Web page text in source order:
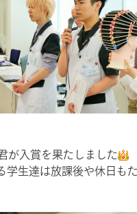
が入賞を果たしました
生達は放課後や休日も